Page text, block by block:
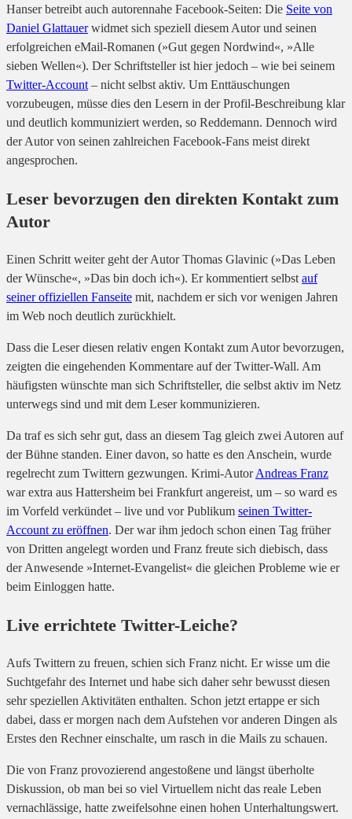
Hanser betreibt auch autorennahe Facebook-Seiten: Die Seite von
Daniel Glattauerwidmet sich speziell diesem Autor und seinen
erfolgreichen eMail-Romanen (»Gut gegen Nordwind«, »Alle
sieben Wellen«). Der Schriftsteller ist hier jedoch – wie bei seinem
Twitter-Account– nicht selbst aktiv. Um Enttäuschungen
vorzubeugen, müsse dies den Lesern in der Profil-Beschreibung klar
und deutlich kommuniziert werden, so Reddemann. Dennoch wird
der Autor von seinen zahlreichen Facebook-Fans meist direkt
angesprochen.
Leser bevorzugen den direkten Kontakt zum
Autor
Einen Schritt weiter geht der AutorThomas Glavinic (»Das Leben
der Wünsche«, »Das bin doch ich«). Er kommentiert selbstauf
seiner offiziellen Fanseite mit, nachdem er sich vor wenigen Jahren
im Web noch deutlich zurückhielt.
Dass die Leser diesen relativ engen Kontakt zum Autor bevorzugen,
zeigten die eingehenden Kommentare auf der Twitter-Wall. Am
häufigsten wünschte man sich Schriftsteller, die selbst aktiv im Netz
unterwegs sind und mit dem Leser kommunizieren.
Da traf es sich sehr gut, dass an diesem Tag gleich zwei Autoren auf
der Bühne standen. Einer davon, so hatte es den Anschein, wurde
regelrecht zum Twittern gezwungen. Krimi-AutorAndreas Franz
war extra aus Hattersheim bei Frankfurt angereist, um – so ward es
im Vorfeld verkündet – live und vor Publikum seinen Twitter-
Account zu eröffnen. Der war ihm jedoch schon einen Tag früher
von Dritten angelegt worden und Franz freute sich diebisch, dass
der Anwesende »Internet-Evangelist« die gleichen Probleme wie er
beim Einloggen hatte.
Live errichtete Twitter-Leiche?
Aufs Twittern zu freuen, schien sich Franz nicht. Er wisse um die
Suchtgefahr des Internet und habe sich daher sehr bewusst diesen
sehr speziellen Aktivitäten enthalten. Schon jetzt ertappe er sich
dabei, dass er morgen nach dem Aufstehen vor anderen Dingen als
Erstes den Rechner einschalte, um rasch in die Mails zu schauen.
Die von Franz provozierend angestoßene und längst überholte
Diskussion, ob man bei so viel Virtuellem nicht das reale Leben
vernachlässige, hatte zweifelsohne einen hohen Unterhaltungswert.